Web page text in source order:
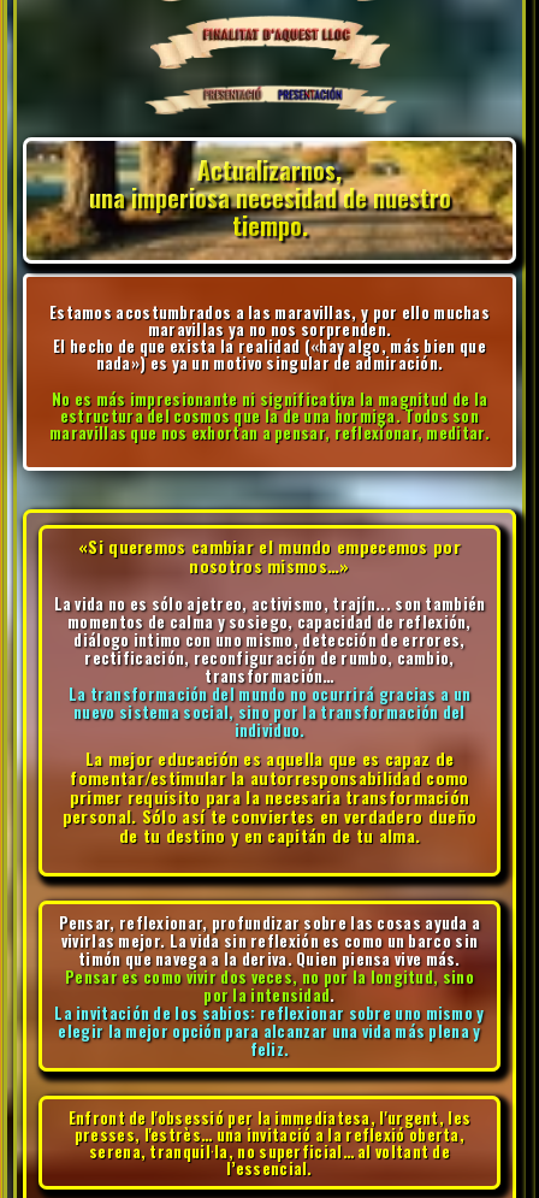
Actualizarnos,
una imperiosa necesidad de nuestro
tiempo.
Estamos acostumbrados a las maravillas, y por ello muchas
maravillas ya no nos sorprenden.
El hecho de que exista la realidad («hay algo, más bien que
nada») es ya un motivo singular de admiración.
No es más impresionante ni significativa la magnitud de la
estructura del cosmos que la de una hormiga. Todos son
maravillas que nos exhortan a pensar, reflexionar, meditar.
«Si queremos cambiar el mundo empecemos por
nosotros mismos…»
La vida no es sólo ajetreo, activismo, trajín... son también
momentos de calma y sosiego, capacidad de reflexión,
diálogo intimo con uno mismo, detección de errores,
rectificación, reconfiguración de rumbo, cambio,
transformación…
La transformación del mundo no ocurrirá gracias a un
nuevo sistema social, sino por la transformación del
individuo.
La mejor educación es aquella que es capaz de
fomentar/estimular la autorresponsabilidad como
primer requisito para la necesaria transformación
personal. Sólo así te conviertes en verdadero dueño
de tu destino y en capitán de tu alma.
Pensar, reflexionar, profundizar sobre las cosas ayuda a
vivirlas mejor. La vida sin reflexión es como un barco sin
timón que navega a la deriva. Quien piensa vive más.
Pensar es como vivir dos veces, no por la longitud, sino
por la intensidad.
La invitación de los sabios: reflexionar sobre uno mismo y
elegir la mejor opción para alcanzar una vida más plena y
feliz.
Enfront de l'obsessió per la immediatesa, l'urgent, les
presses, l'estrès… una invitació a la reflexió oberta,
serena, tranquil·la, no superficial… al voltant de
l’essencial.